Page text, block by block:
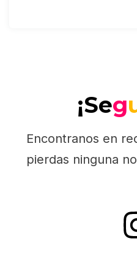
¡Seg
Encontranos en
pierdas ninguna